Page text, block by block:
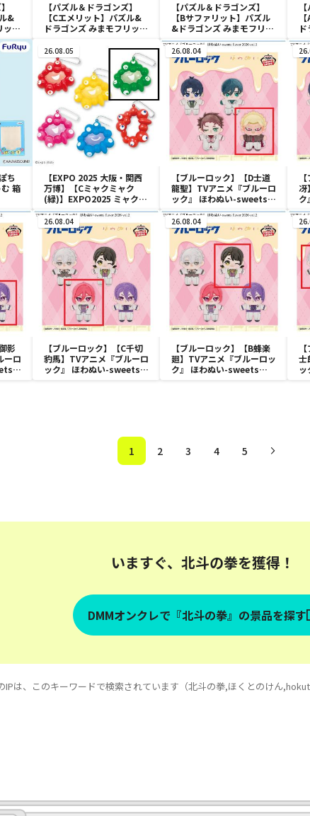
&
ット
【パズル＆ドラゴンズ】
【Cエメリット】パズル&
ドラゴンズ みまモフリット
【パズル＆ドラゴンズ】
【Bサファリット】パズル
&ドラゴンズ みまモフリッ
ト マスコット
マ
ち
箱
26.08.05
【EXPO 2025 大阪・関西
万博】【Cミャクミャク
(緑)】EXPO2025 ミャクミ
ャク カラフルスクイーズマ
スコット
26.08.04
【ブルーロック】【D士道
龍聖】TVアニメ『ブルーロ
ック』 ほわぬい-sweets
flavor 2026-vol.1
冴
影
ーロ
26.08.04
【ブルーロック】【C千切
豹馬】TVアニメ『ブルーロ
ック』 ほわぬい-sweets
26.08.04
【ブルーロック】【B蜂楽
廻】TVアニメ『ブルーロッ
ク』 ほわぬい-sweets
士
1 2 3 4 5
いますぐ、北斗の拳を獲得！
DMMオンクレで『北斗の拳』の景品を探す
IPは、このキーワードで検索されています（北斗の拳,ほくとのけん